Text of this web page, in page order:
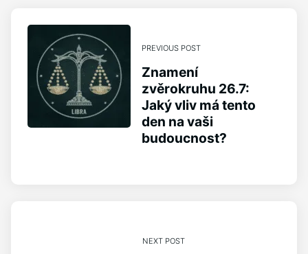
PREVIOUS POST
Znamení
zvěrokruhu 26.7:
Jaký vliv má tento
den na vaši
budoucnost?
NEXT POST